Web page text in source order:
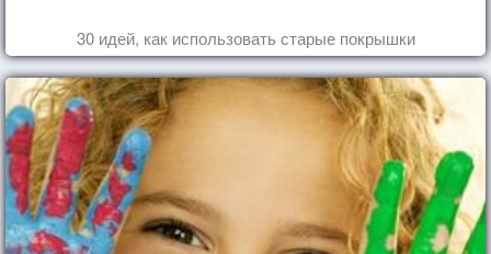
30 идей, как использовать старые покрышки